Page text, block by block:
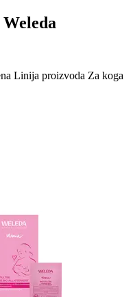
Linija proizvoda Za koga